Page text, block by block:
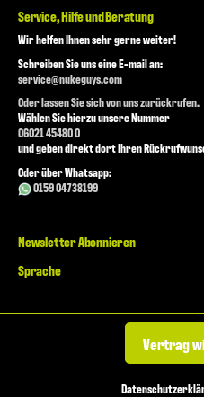
Service, Hilfe und Beratung
Wir helfen Ihnen sehr gerne weiter!
Schreiben Sie uns eine E-mail an:
service@nukeguys.com
Oder lassen Sie sich von uns zurückrufen.
Wählen Sie hierzu unsere Nummer
06021 45480 0
und geben direkt dort Ihren
Oder über Whatsapp:
0159 04738199
Newsletter Abonnieren
Sprache
Vertrag